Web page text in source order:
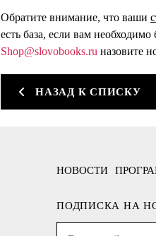
Обратите внимание, что ваши
есть база, если вам
Shop@slovobooks.ru назовите
НАЗАД К СПИСКУ
НОВОСТИ
ПОДПИСКА НА